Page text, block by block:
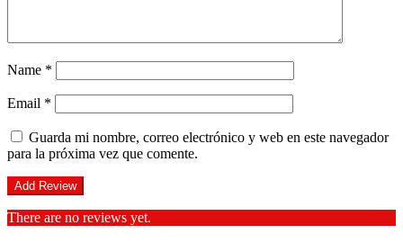
Name *
Email *
Guarda mi nombre, correo electrónico y web en este navegador
para la próxima vez que comente.
There are no reviews yet.